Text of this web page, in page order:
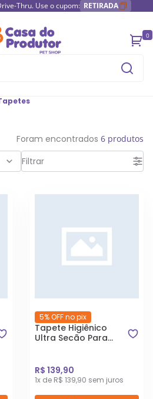
Thru. Use o cupom: RETIRADA
0
Foram encontrados 6 produtos
Filtrar
5% OFF no pix
Tapete Higiênico
Ultra Secão Para
R$ 139,90
1x de R$ 139,90 sem juros